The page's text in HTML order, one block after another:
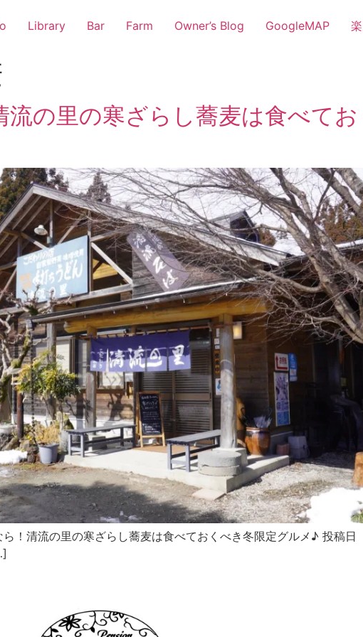
Library Bar Farm Owner’s Blog GoogleMAP
の里の寒ざらし蕎麦は食べてお
！清流の里の寒ざらし蕎麦は食べておくべき冬限定グルメ♪ 投稿